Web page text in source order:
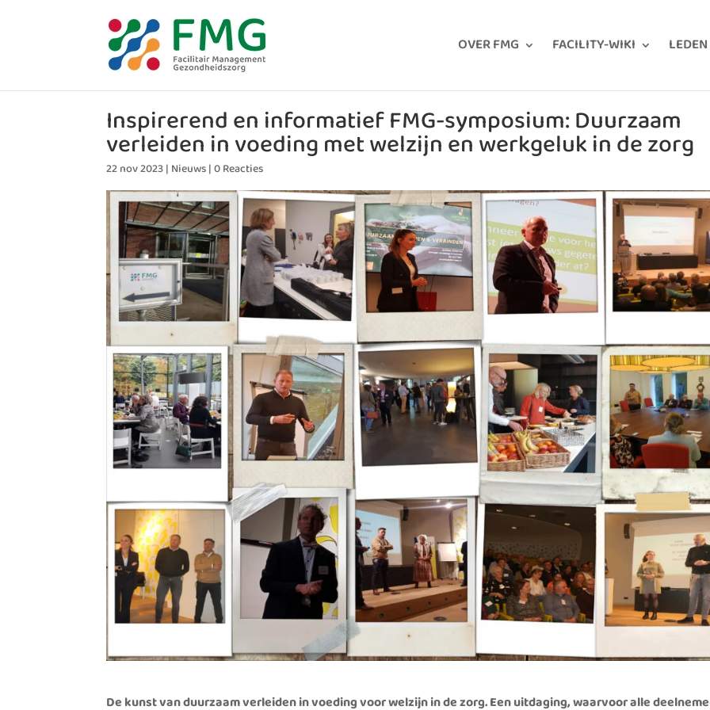
OVER FMG FACILITY-WIKI LEDEN
Inspirerend en informatief FMG-symposium: Duurzaam
verleiden in voeding met welzijn en werkgeluk in de zorg
22 nov 2023| Nieuws|0 Reacties
De kunst van duurzaam verleiden in voeding voor welzijn in de zorg. Een uitdaging, waarvoor alle